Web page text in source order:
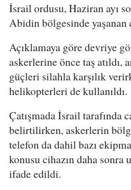
İsrail ordusu, Haziran ayı
Abidin bölgesinde yaşanan
Açıklamaya göre devriye
askerlerine önce taş atıldı,
güçleri silahla karşılık
helikopterleri de kullanıldı.
Çatışmada İsrail tarafında
belirtilirken, askerlerin
telefon da dahil bazı
konusu cihazın daha sonra
ifade edildi.